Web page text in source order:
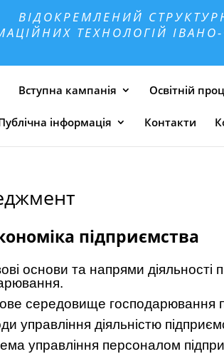
ВІДОКРЕМЛЕНИЙ
ТЕХНОЛОГІЙ
Вступна кампанія Освітній
інформація Контакти
підприємства
основи та напрями діяльності
середовище господарювання
управління діяльністю
управління персоналом